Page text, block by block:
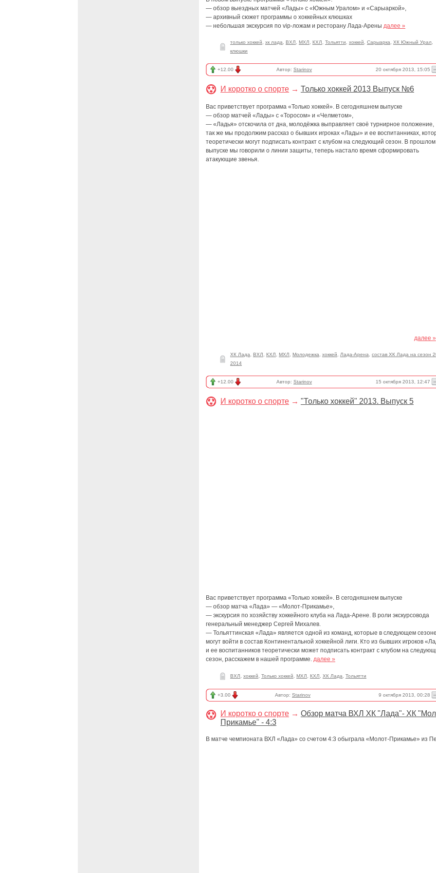
— обзор выездных матчей «Лады» с «Южным Уралом» и «Сарыаркой»,
— архивный сюжет программы о хоккейных клюшках
— небольшая экскурсия по vip-ложам и ресторану Лада-Арены далее »
только хоккей хк лада ВХЛ МХЛ КХЛ Тольятти хоккей Сарыарка ХК Южный Урал
клюшки
+12.00 Автор: Starinov 20 октября 2013, 15:05
И коротко о спорте → Только хоккей 2013 Выпуск №6
Вас приветствует программа «Только хоккей». В сегодняшнем выпуске
— обзор матчей «Лады» с «Торосом» и «Челметом»,
— «Ладья» отскочила от дна, молодёжка выправляет своё турнирное положение,
так же мы продолжим рассказ о бывших игроках «Лады» и ее воспитанниках,
теоретически могут подписать контракт с клубом на следующий сезон. В прошлом
выпуске мы говорили о линии защиты, теперь настало время сформировать
атакующие звенья.
далее »
ХК Лада ВХЛ КХЛ МХЛ Молодежка хоккей Лада-Арена
состав ХК Лада на сезон
2014
+12.00 Автор: Starinov 15 октября 2013, 12:47
И коротко о спорте → "Только хоккей" 2013. Выпуск 5
Вас приветствует программа «Только хоккей». В сегодняшнем выпуске
— обзор матча «Лада» — «Молот-Прикамье»,
— экскурсия по хозяйству хоккейного клуба на Лада-Арене. В роли экскурсовода
генеральный менеджер Сергей Михалев.
— Тольяттинская «Лада» является одной из команд, которые в следующем сезоне
могут войти в состав Континентальной хоккейной лиги. Кто из бывших игроков
и ее воспитанников теоретически может подписать контракт с клубом на
сезон, расскажем в нашей программе. далее »
ВХЛ хоккей Только хоккей МХЛ КХЛ ХК Лада Тольятти
+3.00 Автор: Starinov 9 октября 2013, 00:28
И коротко о спорте → Обзор матча ВХЛ ХК "Лада"- ХК
Прикамье" - 4:3
В матче чемпионата ВХЛ «Лада» со счетом 4:3 обыграла «Молот-Прикамье» из